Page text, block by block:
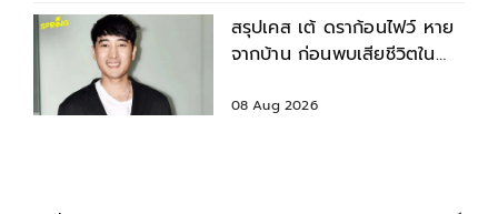
สรุปเคส เต้ ดราก้อนไฟว์ หาย
จากบ้าน ก่อนพบเสียชีวิตใน
08 Aug 2026